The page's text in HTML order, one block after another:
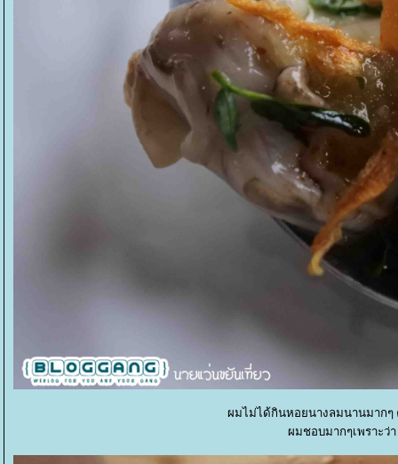
ผมไม่ได้กินหอยนางลมนานมากๆ
ผมชอบมากๆเพราะว่